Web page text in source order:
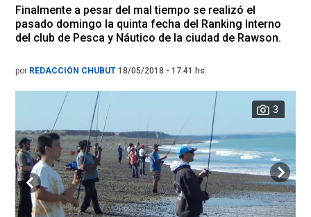
Finalmente a pesar del mal tiempo se realizó el
pasado domingo la quinta fecha del Ranking Interno
del club de Pesca y Náutico de la ciudad de Rawson.
por REDACCIÓN CHUBUT 18/05/2018 - 17.41.hs
3